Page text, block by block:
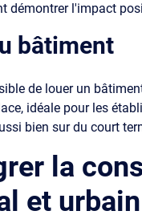
démontrer l'impact
bâtiment
de louer un
idéale pour les
bien sur du court
la
et urbain